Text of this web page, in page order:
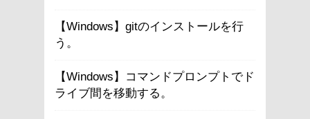
【Windows】gitのインストールを行
う。
【Windows】コマンドプロンプトでド
ライブ間を移動する。